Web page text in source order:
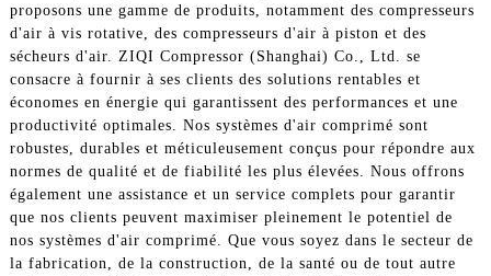
proposons une gamme de produits, notamment des compresseurs
d'air à vis rotative, des compresseurs d'air à piston et des
sécheurs d'air. ZIQI Compressor (Shanghai) Co., Ltd. se
consacre à fournir à ses clients des solutions rentables et
économes en énergie qui garantissent des performances et une
productivité optimales. Nos systèmes d'air comprimé sont
robustes, durables et méticuleusement conçus pour répondre aux
normes de qualité et de fiabilité les plus élevées. Nous offrons
également une assistance et un service complets pour garantir
que nos clients peuvent maximiser pleinement le potentiel de
nos systèmes d'air comprimé. Que vous soyez dans le secteur de
la fabrication, de la construction, de la santé ou de tout autre